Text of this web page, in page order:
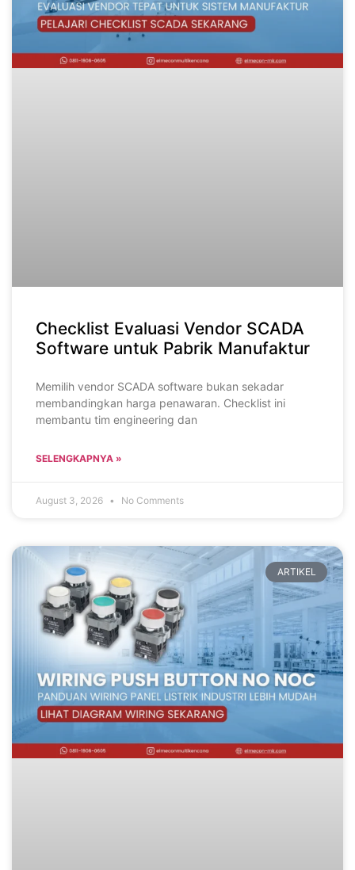
Checklist Evaluasi Vendor SCADA
Software untuk Pabrik Manufaktur
Memilih vendor SCADA software bukan sekadar
membandingkan harga penawaran. Checklist ini
membantu tim engineering dan
SELENGKAPNYA »
August 3, 2026 No Comments
ARTIKEL